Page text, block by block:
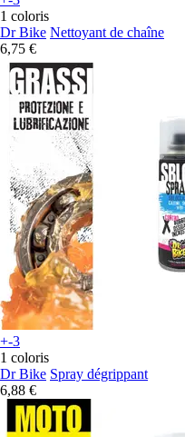
1 coloris
Dr Bike Nettoyant de chaîne
6,75 €
+-3
1 coloris
Dr Bike Spray dégrippant
6,88 €